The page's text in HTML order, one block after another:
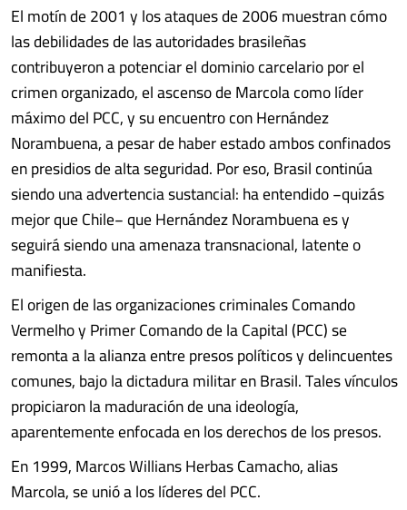
El motín de 2001 y los ataques de 2006 muestran cómo
las debilidades de las autoridades brasileñas
contribuyeron a potenciar el dominio carcelario por el
crimen organizado, el ascenso de Marcola como líder
máximo del PCC, y su encuentro con Hernández
Norambuena, a pesar de haber estado ambos confinados
en presidios de alta seguridad. Por eso, Brasil continúa
siendo una advertencia sustancial: ha entendido −quizás
mejor que Chile− que Hernández Norambuena es y
seguirá siendo una amenaza transnacional, latente o
manifiesta.
El origen de las organizaciones criminales Comando
Vermelho y Primer Comando de la Capital (PCC) se
remonta a la alianza entre presos políticos y delincuentes
comunes, bajo la dictadura militar en Brasil. Tales vínculos
propiciaron la maduración de una ideología,
aparentemente enfocada en los derechos de los presos.
En 1999, Marcos Willians Herbas Camacho, alias
Marcola, se unió a los líderes del PCC.